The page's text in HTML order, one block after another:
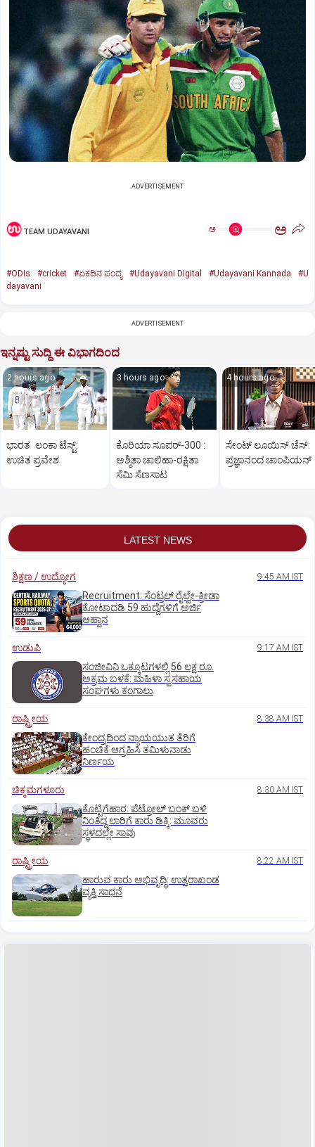
ADVERTISEMENT
TEAM UDAYAVANI ಅ ಅ
#ODIs #cricket #ಏಕದಿನ ಪಂದ್ಯ #Udayavani Digital #Udayavani Kannada
#U
dayavani
ADVERTISEMENT
ಇನ್ನಷ್ಟು ಸುದ್ದಿ ಈ ವಿಭಾಗದಿಂದ
2 hours ago
ಭಾರತ ಲಂಕಾ ಟೆಸ್ಟ್:
ಉಚಿತ ಪ್ರವೇಶ
3 hours ago
ಕೊರಿಯಾ ಸೂಪರ್‌-300 :
ಅಶ್ಮಿತಾ ಚಾಲಿಹಾ-ರಕ್ಷಿತಾ
ಸೆಮಿ ಸೆಣಸಾಟ
4 hours ago
ಸೇಂಟ್‌ ಲೂಯಿಸ್‌ ಚೆಸ್‌:
ಪ್ರಜ್ಞಾನಂದ ಚಾಂಪಿಯನ್‌
LATEST NEWS
ಶಿಕ್ಷಣ / ಉದ್ಯೋಗ 9:45 AM IST
Recruitment: ಸೆಂಟ್ರಲ್‌ ರೈಲ್ವೇ-ಕ್ರೀಡಾ
ಕೋಟಾದಡಿ 59 ಹುದ್ದೆಗಳಿಗೆ ಅರ್ಜಿ
ಆಹ್ವಾನ
ಉಡುಪಿ 9:17 AM IST
ಸಂಜೀವಿನಿ ಒಕ್ಕೂಟಗಳಲ್ಲಿ 56 ಲಕ್ಷ ರೂ.
ಅಕ್ರಮ ಬಳಕೆ: ಮಹಿಳಾ ಸ್ವಸಹಾಯ
ಸಂಘಗಳು ಕಂಗಾಲು
ರಾಷ್ಟ್ರೀಯ 8:38 AM IST
ಕೇಂದ್ರದಿಂದ ನ್ಯಾಯಯುತ ತೆರಿಗೆ
ಹಂಚಿಕೆ ಆಗ್ರಹಿಸಿ ತಮಿಳುನಾಡು
ನಿರ್ಣಯ
ಚಿಕ್ಕಮಗಳೂರು 8:30 AM IST
ಕೊಟ್ಟಿಗೆಹಾರ: ಪೆಟ್ರೋಲ್ ಬಂಕ್ ಬಳಿ
ನಿಂತಿದ್ದ ಲಾರಿಗೆ ಕಾರು ಡಿಕ್ಕಿ: ಮೂವರು
ಸ್ಥಳದಲ್ಲೇ ಸಾವು
ರಾಷ್ಟ್ರೀಯ 8:22 AM IST
ಹಾರುವ ಕಾರು ಅಭಿವೃದ್ಧಿ: ಉತ್ತರಾಖಂಡ
ವ್ಯಕ್ತಿ ಸಾಧನೆ